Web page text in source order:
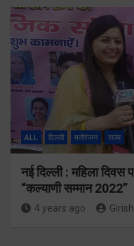
ALL दिल्ली मनोरंजन राज्य
नई दिल्ली : महिला
“कल्याणी सम्मान 2022”
4 years ago